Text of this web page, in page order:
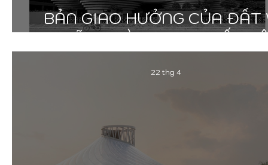
BẢN GIAO HƯỞNG CỦA ĐẤT
NHỮNG VÒNG XOAY BẤT
22 thg 4